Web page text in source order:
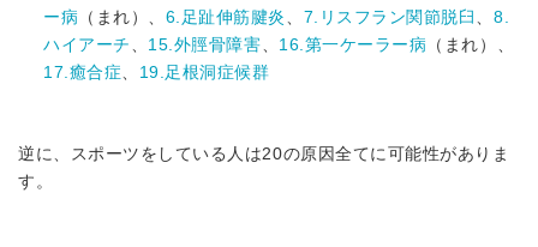
ー病 （まれ）、 6.足趾伸筋腱炎 7.リスフラン関節脱臼
8.
ハイアーチ
15.外脛骨障害 16.第一ケーラー病 （まれ）、
17.癒合症
19.足根洞症候群
逆に、スポーツをしている人は20の原因全てに可能性がありま
す。